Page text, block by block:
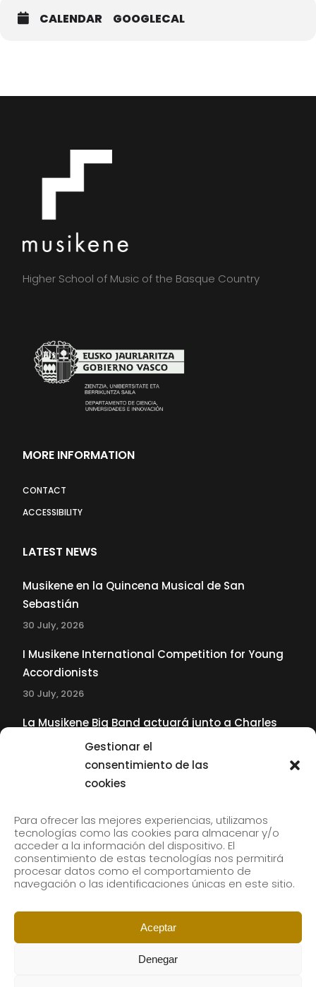
Gestionar el
consentimiento de las
cookies
Para ofrecer las mejores experiencias, utilizamos
tecnologías como las cookies para almacenar y/o
acceder a la información del dispositivo. El
consentimiento de estas tecnologías nos permitirá
procesar datos como el comportamiento de
navegación o las identificaciones únicas en este sitio.
Aceptar
Denegar
CALENDAR GOOGLECAL
Higher School of Music of the Basque Country
MORE INFORMATION
CONTACT
ACCESSIBILITY
LATEST NEWS
Musikene en la Quincena Musical de San
Sebastián
30 July, 2026
I Musikene International Competition for Young
Accordionists
30 July, 2026
La Musikene Big Band actuará junto a Charles
Tolliver en el 61 Jazzaldia
Subscribe to our newsletter to receive our news by
email.